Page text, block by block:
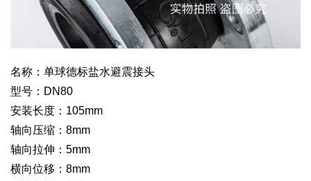
名称：单球德标盐水避震接头
型号：DN80
安装长度：105mm
轴向压缩：8mm
轴向拉伸：5mm
横向位移：8mm